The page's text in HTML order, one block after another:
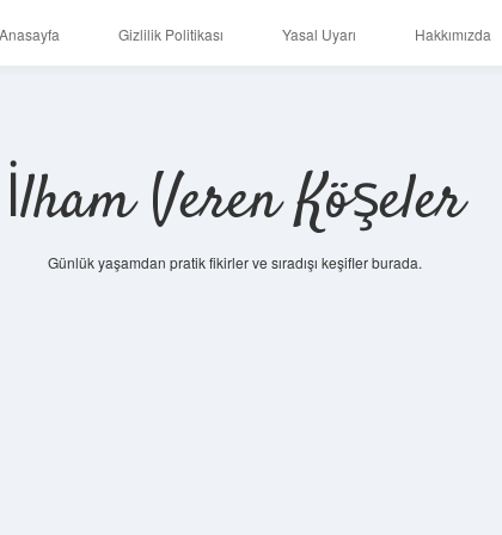
Anasayfa Gizlilik Politikası Yasal Uyarı Hakkımızda
İlham Veren Köşeler
Günlük yaşamdan pratik fikirler ve sıradışı keşifler burada.